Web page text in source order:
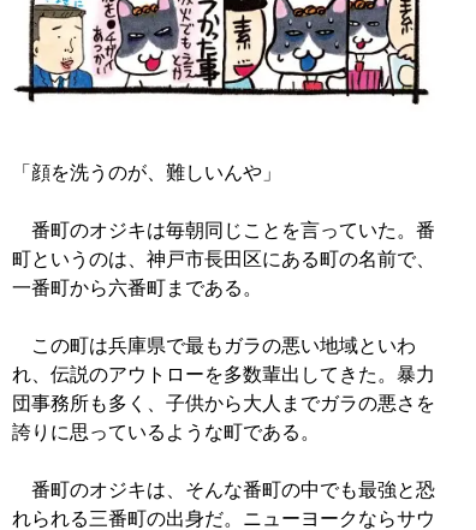
「顔を洗うのが、難しいんや」
番町のオジキは毎朝同じことを言っていた。番
町というのは、神戸市長田区にある町の名前で、
一番町から六番町まである。
この町は兵庫県で最もガラの悪い地域といわ
れ、伝説のアウトローを多数輩出してきた。暴力
団事務所も多く、子供から大人までガラの悪さを
誇りに思っているような町である。
番町のオジキは、そんな番町の中でも最強と恐
れられる三番町の出身だ。ニューヨークならサウ